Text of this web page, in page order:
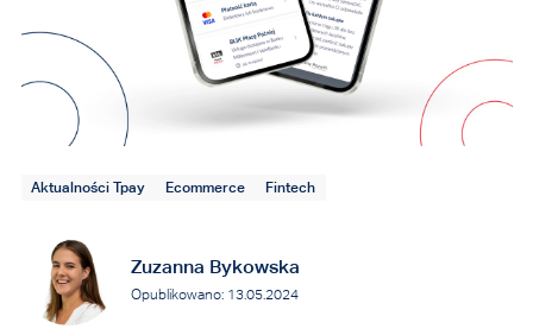
Zuzanna Bykowska
Opublikowano: 13.05.2024
Aktualności Tpay Ecommerce Fintech